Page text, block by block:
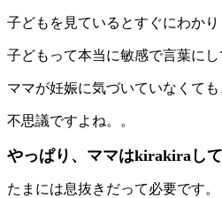
子どもを見ているとすぐにわかり
子どもって本当に敏感で言葉に
ママが妊娠に気づいていなくて
不思議ですよね。。
やっぱり、ママはkirakiraして
たまには息抜きだって必要です。